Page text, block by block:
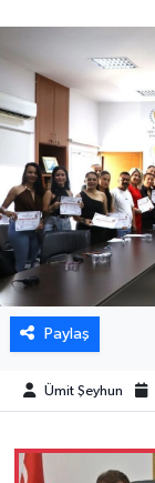
Paylaş
Ümit Şeyhun